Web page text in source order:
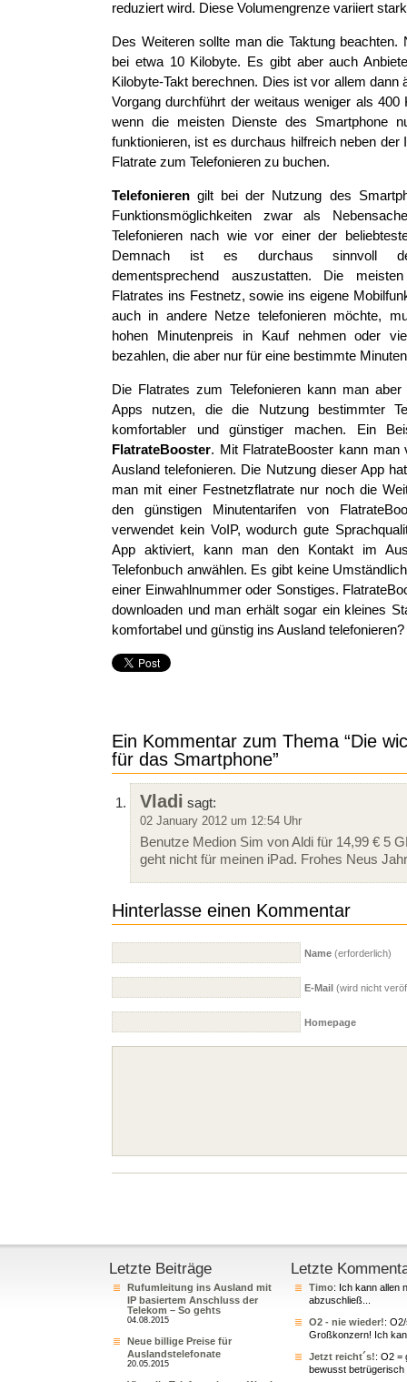
reduziert wird. Diese Volumengrenze variiert
Des Weiteren sollte man die Taktung beachten.
bei etwa 10 Kilobyte. Es gibt aber auch
Kilobyte-Takt berechnen. Dies ist vor allem dann
Vorgang durchführt der weitaus weniger als 400
wenn die meisten Dienste des Smartphone
funktionieren, ist es durchaus hilfreich neben der
Flatrate zum Telefonieren zu buchen.
Telefonieren gilt bei der Nutzung des
Funktionsmöglichkeiten zwar als
Telefonieren nach wie vor einer der
Demnach ist es durchaus sinnvoll den
dementsprechend auszustatten. Die
Flatrates ins Festnetz, sowie ins eigene
auch in andere Netze telefonieren möchte,
hohen Minutenpreis in Kauf nehmen oder
bezahlen, die aber nur für eine bestimmte
Die Flatrates zum Telefonieren kann man
Apps nutzen, die die Nutzung bestimmter
komfortabler und günstiger machen. Ein
FlatrateBooster. Mit FlatrateBooster kann man
Ausland telefonieren. Die Nutzung dieser App
man mit einer Festnetzflatrate nur noch die
den günstigen Minutentarifen von
verwendet kein VoIP, wodurch gute
App aktiviert, kann man den Kontakt im
Telefonbuch anwählen. Es gibt keine
einer Einwahlnummer oder Sonstiges.
downloaden und man erhält sogar ein kleines
komfortabel und günstig ins Ausland
Ein Kommentar zum Thema “Die
für das Smartphone”
Vladi sagt:
02 January 2012 um 12:54 Uhr
Benutze Medion Sim von Aldi für 14,99 € 5
geht nicht für meinen iPad. Frohes Neus
Hinterlasse einen Kommentar
Name (erforderlich)
E-Mail (wird nicht
Homepage
Letzte Beiträge
Rufumleitung ins Ausland mit
IP basiertem Anschluss der
Telekom – So gehts
04.08.2015
Neue billige Preise für
Auslandstelefonate
20.05.2015
Letzte
Timo: Ich kann allen
abzuschließ...
O2 - nie wieder!:
Großkonzern! Ich
Jetzt reicht´s!: O2 =
bewusst betrügerisch